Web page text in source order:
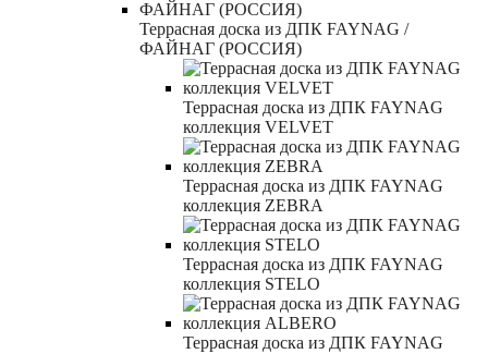
Террасная доска из ДПК FAYNAG /
ФАЙНАГ (РОССИЯ)
Террасная доска из ДПК FAYNAG
коллекция VELVET
Террасная доска из ДПК FAYNAG
коллекция ZEBRA
Террасная доска из ДПК FAYNAG
коллекция STELO
Террасная доска из ДПК FAYNAG